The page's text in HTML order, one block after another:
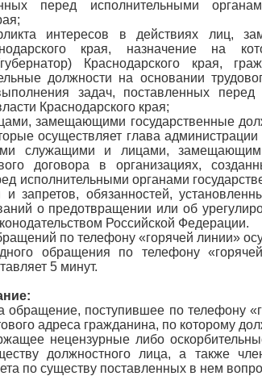
перед исполнительными
интересов в действиях лиц,
края, назначение на
Краснодарского края,
должности на основании
задач, поставленных перед
Краснодарского края;
замещающими государственные
осуществляет глава администрации
служащими и лицами,
договора в организациях,
исполнительными органами
и запретов, обязанностей,
о предотвращении или об
Российской Федерации.
по телефону «горячей линии»
обращения по телефону
5 минут.
обращение, поступившее по телефону
адреса гражданина, по которому
нецензурные либо
должностного лица, а также
по существу поставленных в нем